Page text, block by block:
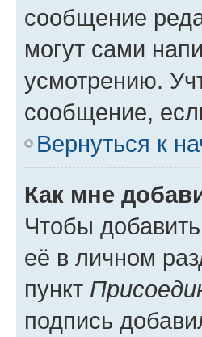
сообщение
могут сами
усмотрению.
сообщение,
Вернуться к
Как мне
Чтобы
её в личном
пункт
подпись